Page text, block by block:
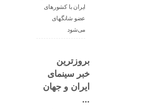
ایران با کشور‌های
عضو شانگهای
می‌شود
بروزترین
خبر سینمای
ایران و جهان
...
فراخوان دومین
جشنواره انیمیشن
کوتاه